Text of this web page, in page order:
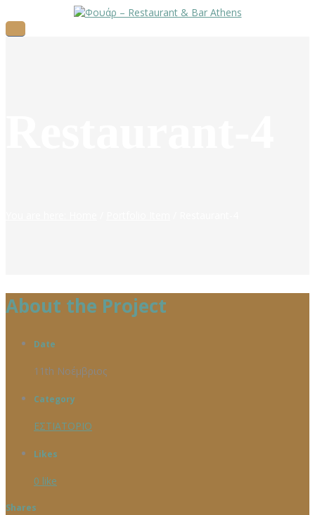
About the Project
Date
11th Νοέμβριος
Category
ΕΣΤΙΑΤΟΡΙΟ
Likes
0 like
Shares